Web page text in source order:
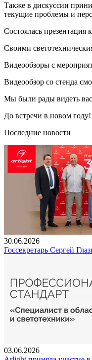
Также в дискуссии
текущие проблемы и
Состоялась презентация
Своими
Видеообзоры с
Видеообзор со стенда
Мы были рады видеть
До встречи в новом году!
Последние новости
30.06.2026
Госсекретарь Сергей
03.06.2026